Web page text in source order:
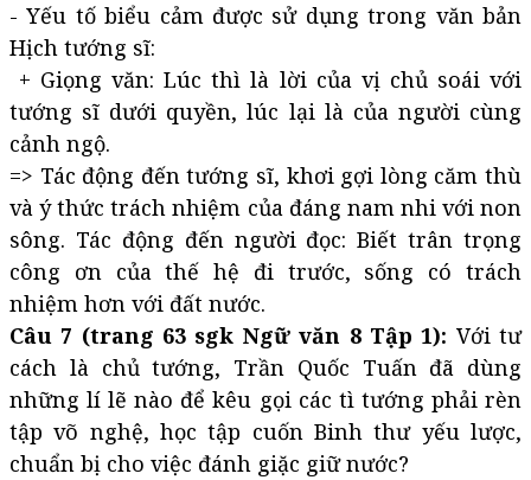
- Yếu tố biểu cảm được sử dụng trong văn bản
Hịch tướng sĩ:
+ Giọng văn: Lúc thì là lời của vị chủ soái với
tướng sĩ dưới quyền, lúc lại là của người cùng
cảnh ngộ.
=> Tác động đến tướng sĩ, khơi gợi lòng căm thù
và ý thức trách nhiệm của đáng nam nhi với non
sông. Tác động đến người đọc: Biết trân trọng
công ơn của thế hệ đi trước, sống có trách
nhiệm hơn với đất nước.
Câu 7 (trang 63 sgk Ngữ văn 8 Tập 1): Với tư
cách là chủ tướng, Trần Quốc Tuấn đã dùng
những lí lẽ nào để kêu gọi các tì tướng phải rèn
tập võ nghệ, học tập cuốn Binh thư yếu lược,
chuẩn bị cho việc đánh giặc giữ nước?